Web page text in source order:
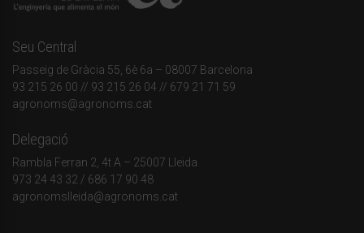
Seu Central
Passeig de Gràcia 55, 6è 6a – 08007 Barcelona
93 215 26 00 // 93 215 26 04 // 679 21 71 59
agronoms@agronoms.cat
Delegació
Rambla Ferran 2, 4t A – 25007 Lleida
973 24 43 32 / 686 17 90 48
agronomslleida@agronoms.cat